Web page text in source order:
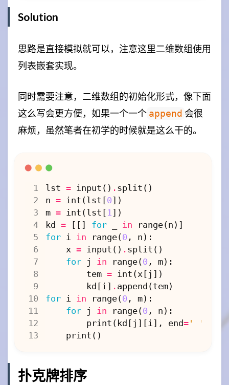
Solution
思路是直接模拟就可以，注意这里二维数组使用
列表嵌套实现。
同时需要注意，二维数组的初始化形式，像下面
这么写会更方便，如果一个一个 append 会很
麻烦，虽然笔者在初学的时候就是这么干的。
4
lst = input () . split ()
n = int (lst [0])
m = int (lst [ 1 ])
kd = [[] for in range(n )]
for
i in range(0 , n ):
x = input () . split ()
for
j in range(0 , m):
tem = int (x [ j ])
kd [ i ] . append (tem)
for
i in range(0 , m):
for
j in range(0 , n ):
print ( kd [ j ][ i ], end=' '
print ()
扑克牌排序